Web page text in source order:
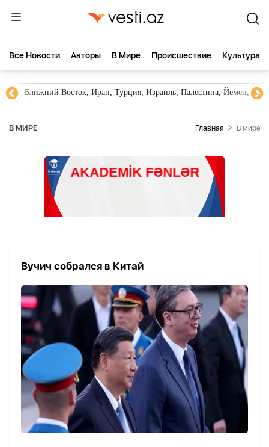
Все Новости Aвторы В Мире Происшествие Культура
Ближний Восток, Иран, Турция, Израиль, Палестина, Йемен,
В МИРЕ Главная В мире
Вучич собрался в Китай